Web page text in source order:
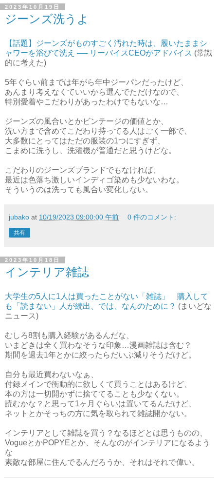
2023年10月19日
ジーンズ洗うよ
【話題】ジーンズがものすごく汚れた時は、履いたままシ
ャワーを浴びて洗え ── リーバイスCEOがアドバイス (常識
的に考えた)
5年ぐらい前までは年がら年中ジーパンだったけど、
あんまり考えなくていいから選んでただけなので、
特別愛着やこだわりがあったわけでもないな…
ジーンズの風合いとかビンテージの価値とか、
洗い方まで含めてこだわり持ってる人はごく一部で、
大多数にとってはただの服装の1つにすぎず、
こまめに洗うし、洗濯機が普通だと思うけどな。
こだわりのジーンズブランドでもなければ、
最近は色落ち激しいインディゴ染めも少ないわな。
そういうのは洗っても風合い変化しない。
jubako at 10/19/2023 09:00:00 午前 0 件のコメント:
共有
2023年10月18日
インテリア雑誌
大学生の5人に1人は買ったことがない「雑誌」 購入して
も「読まない」人が続出、では、なんのために？ (まいどな
ニュース)
むしろ8割も購入経験があるんだな、
いまどきは全く買わなそうな印象…漫画雑誌は含む？
期間を過去1年とかに絞ったらだいぶ減りそうだけど。
自分も最近買わないなぁ、
付録メインで衝動的に欲しくて買うことはあるけど、
本の方は一切開かずに捨ててることも少なくない。
読むかな？と思って1ヶ月ぐらいは置いてるんだけど、
ネットとかそっちの方に気を取られて雑誌開かない。
インテリアとして雑誌を買う？なるほどとは思うものの、
VogueとかPOPYEとか、そんなのがインテリアになるよう
な
素敵な部屋に住んでるんだろうか、それはそれで偉い。